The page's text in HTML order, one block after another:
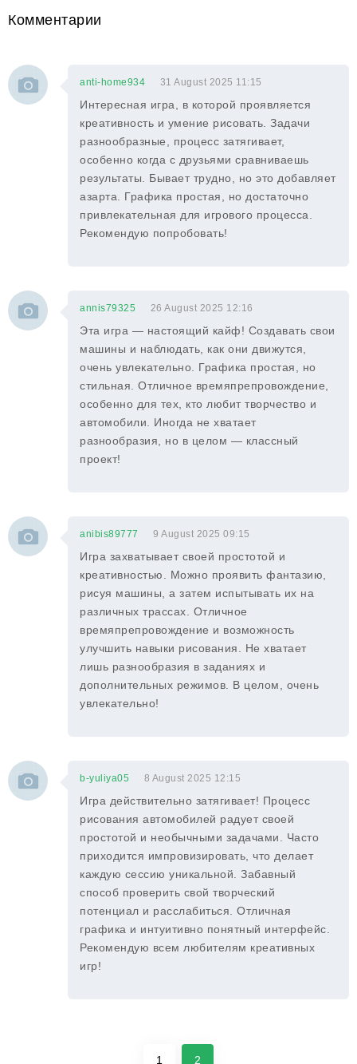
Комментарии
anti-home934 31 August 2025 11:15
Интересная игра, в которой проявляется
креативность и умение рисовать. Задачи
разнообразные, процесс затягивает,
особенно когда с друзьями сравниваешь
результаты. Бывает трудно, но это добавляет
азарта. Графика простая, но достаточно
привлекательная для игрового процесса.
Рекомендую попробовать!
annis79325 26 August 2025 12:16
Эта игра — настоящий кайф! Создавать свои
машины и наблюдать, как они движутся,
очень увлекательно. Графика простая, но
стильная. Отличное времяпрепровождение,
особенно для тех, кто любит творчество и
автомобили. Иногда не хватает
разнообразия, но в целом — классный
проект!
anibis89777 9 August 2025 09:15
Игра захватывает своей простотой и
креативностью. Можно проявить фантазию,
рисуя машины, а затем испытывать их на
различных трассах. Отличное
времяпрепровождение и возможность
улучшить навыки рисования. Не хватает
лишь разнообразия в заданиях и
дополнительных режимов. В целом, очень
увлекательно!
b-yuliya05 8 August 2025 12:15
Игра действительно затягивает! Процесс
рисования автомобилей радует своей
простотой и необычными задачами. Часто
приходится импровизировать, что делает
каждую сессию уникальной. Забавный
способ проверить свой творческий
потенциал и расслабиться. Отличная
графика и интуитивно понятный интерфейс.
Рекомендую всем любителям креативных
игр!
1 2